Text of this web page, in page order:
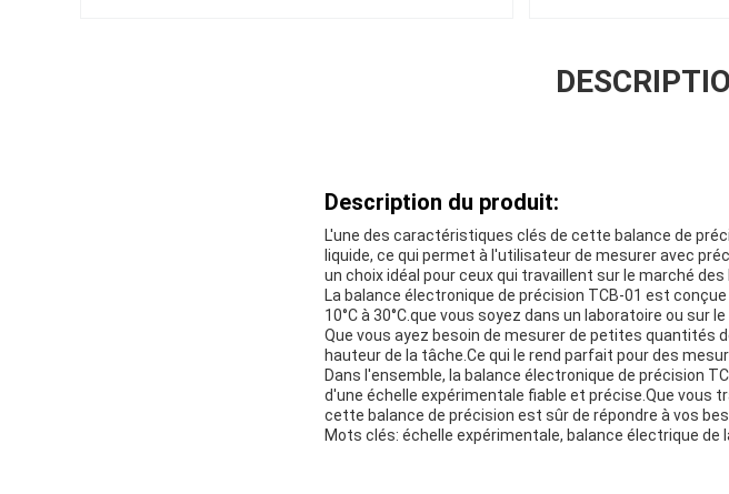
Description du produit:
L'une des caractéristiques clés de cette balance de
liquide, ce qui permet à l'utilisateur de mesurer avec
un choix idéal pour ceux qui travaillent sur le marché
La balance électronique de précision TCB-01 est
10°C à 30°C.que vous soyez dans un laboratoire ou sur
Que vous ayez besoin de mesurer de petites quantités
hauteur de la tâche.Ce qui le rend parfait pour des
Dans l'ensemble, la balance électronique de précision
d'une échelle expérimentale fiable et précise.Que vous
cette balance de précision est sûr de répondre à vos
Mots clés: échelle expérimentale, balance électrique de